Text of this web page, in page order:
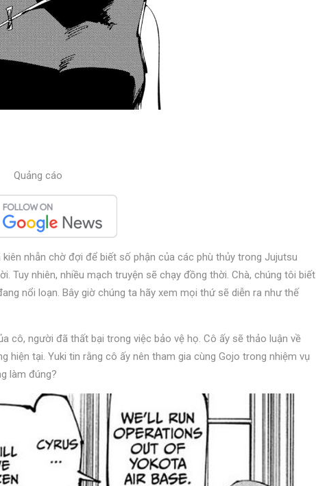
Quảng cáo
nhẫn chờ đợi để biết số phận của các phù thủy trong Jujutsu
Tuy nhiên, nhiều mạch truyện sẽ chạy đồng thời. Chà, chúng tôi biết
nổi loạn. Bây giờ chúng ta hãy xem mọi thứ sẽ diễn ra như thế
cô, người đã thất bại trong việc bảo vệ họ. Cô ấy sẽ thảo luận về
hiện tại. Yuki tin rằng cô ấy nên tham gia cùng Gojo trong nhiệm vụ
làm đúng?